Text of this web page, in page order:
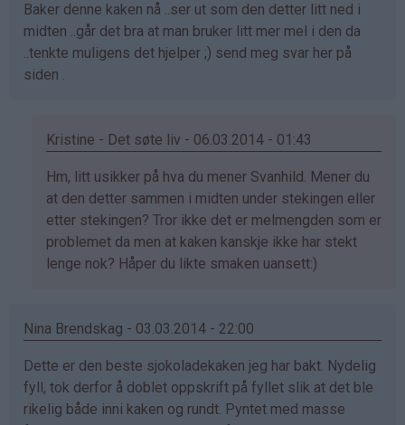
(ikke
bekreftet)
Baker denne kaken nå ..ser ut som den detter litt ned i
midten ..går det bra at man bruker litt mer mel i den da
..tenkte muligens det hjelper ;) send meg svar her på
siden .
Kristine - Det søte liv - 06.03.2014 - 01:43
Som
svar
på
av
Svanhild
Hm, litt usikker på hva du mener Svanhild. Mener du
at den detter sammen i midten under stekingen eller
etter stekingen? Tror ikke det er melmengden som er
problemet da men at kaken kanskje ikke har stekt
lenge nok? Håper du likte smaken uansett:)
Nina Brendskag - 03.03.2014 - 22:00
Dette er den beste sjokoladekaken jeg har bakt. Nydelig
fyll, tok derfor å doblet oppskrift på fyllet slik at det ble
rikelig både inni kaken og rundt. Pyntet med masse